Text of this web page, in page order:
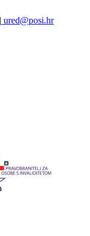
| ured@posi.hr